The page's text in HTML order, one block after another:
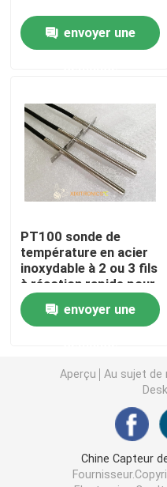
Thermistance en verre
Capteurs d'appareil
Sonde de la
Capteurs de
Thermistance de la
Capteur de
Capteur de
Capteur de
envoyer une
PT100 sonde de
température en acier
inoxydable à 2 ou 3 fils
à réaction rapide pour
four à gaz en cuisine
envoyer une
Aperçu Au sujet de
Chine Capteur